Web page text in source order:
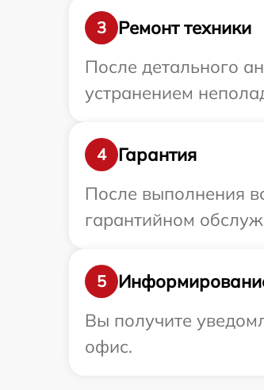
3
Ремонт техники
После детального
устранением
4
Гарантия
После выполнения
гарантийном
5
Вы получите
офис.